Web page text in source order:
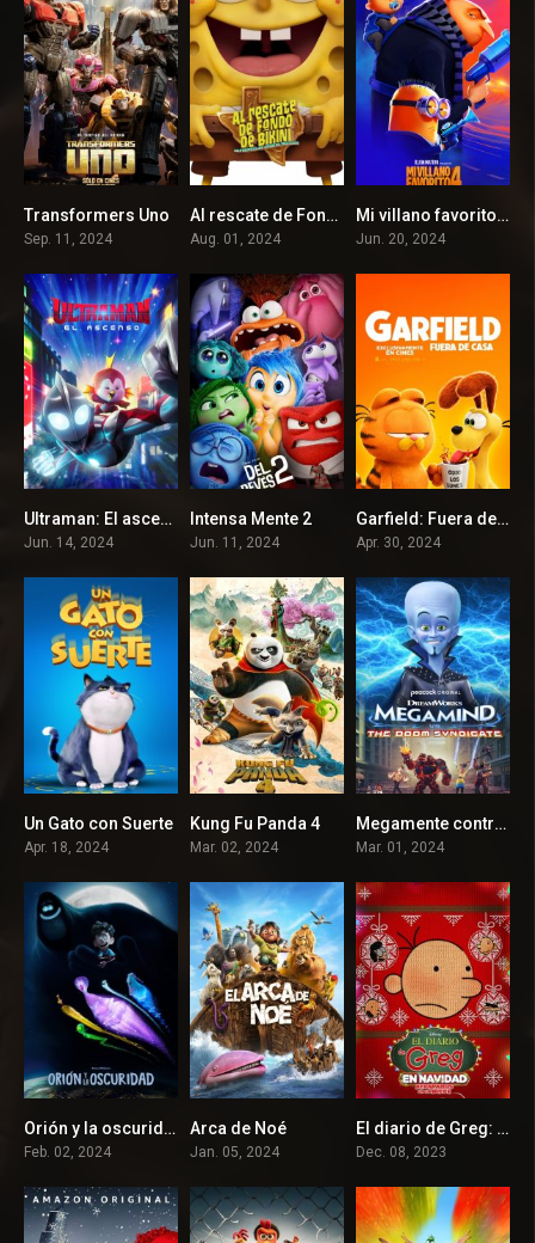
7.9
Transformers Uno
Sep. 11, 2024
3.7Al rescate de Fondo de Bikini: La película de Arenita Mejillas
Aug. 01, 2024
6.2Mi villano favorito 4
Jun. 20, 2024
7Ultraman: El ascenso
Jun. 14, 2024
Intensa Mente 2
Jun. 11, 2024
6Garfield: Fuera de Casa
Apr. 30, 2024
5.9
Un Gato con Suerte
Apr. 18, 2024
6.5
Kung Fu Panda 4
Mar. 02, 2024
2.1Megamente contra el sindicato de Doom
Mar. 01, 2024
6.4Orión y la oscuridad
Feb. 02, 2024
Arca de Noé
Jan. 05, 2024
5.9El diario de Greg: ¡Navidad sin salida!
Dec. 08, 2023